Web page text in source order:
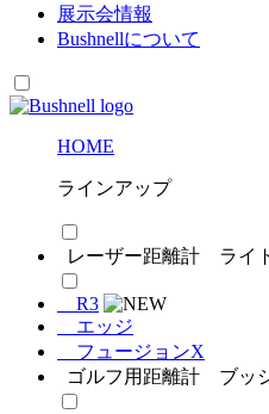
展示会情報
Bushnellについて
HOME
ラインアップ
レーザー距離計 ライ
R3
エッジ
フュージョンX
ゴルフ用距離計 ブッ